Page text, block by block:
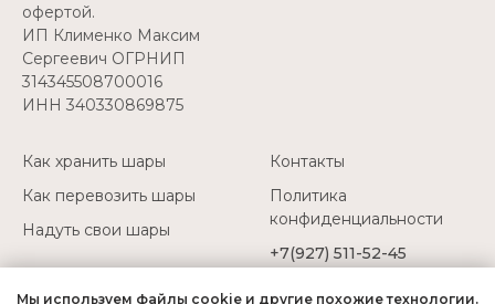
Мы используем файлы cookie и другие похожие технологии.
офертой.
ИП Клименко Максим
Сергеевич ОГРНИП
314345508700016
ИНН 340330869875
Как хранить шары
Как перевозить шары
Надуть свои шары
Контакты
Политика
конфиденциальности
+7(927) 511-52-45